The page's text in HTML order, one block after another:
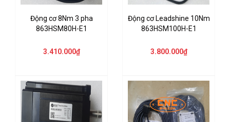
Động cơ 8Nm 3 pha
863HSM80H-E1
3.410.000₫
Động cơ Leadshine 10Nm
863HSM100H-E1
3.800.000₫